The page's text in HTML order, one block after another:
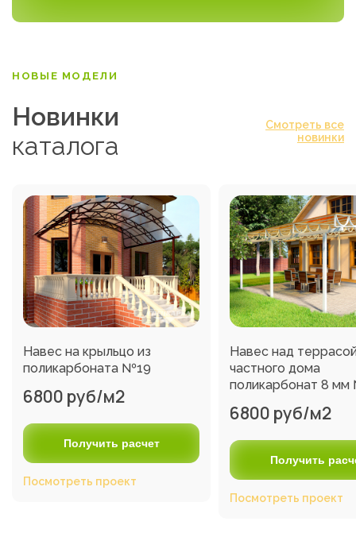
НОВЫЕ МОДЕЛИ
Новинки
каталога
Смотреть все
новинки
Навес на крыльцо из
поликарбоната №19
6800 руб/м2
Получить расчет
Посмотреть проект
Навес над
частного дома
поликарбонат 8
6800 руб/м2
Получить
Посмотреть проект